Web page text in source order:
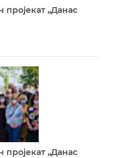
„Данас
„Данас